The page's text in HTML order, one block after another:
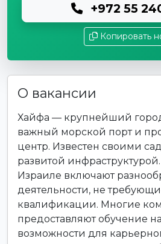
+972 55
Копировать
О вакансии
Хайфа — крупнейший
важный морской порт и
центр. Известен своими
развитой
Израиле включают
деятельности, не
квалификации. Многие
предоставляют обучение
возможности для